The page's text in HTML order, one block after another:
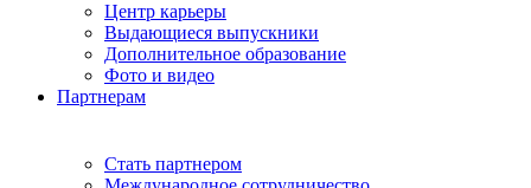
Центр карьеры
Выдающиеся выпускники
Дополнительное образование
Фото и видео
Партнерам
Стать партнером